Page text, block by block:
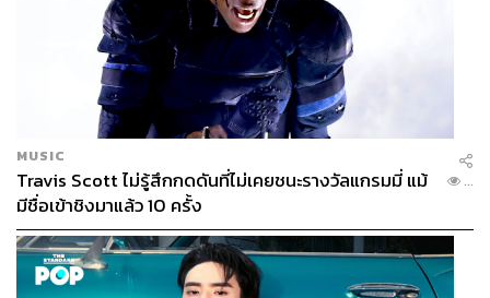
MUSIC
Travis Scott ไม่รู้สึกกดดันที่ไม่เคยชนะรางวัลแกรมมี่ แม้
มีชื่อเข้าชิงมาแล้ว 10 ครั้ง
...